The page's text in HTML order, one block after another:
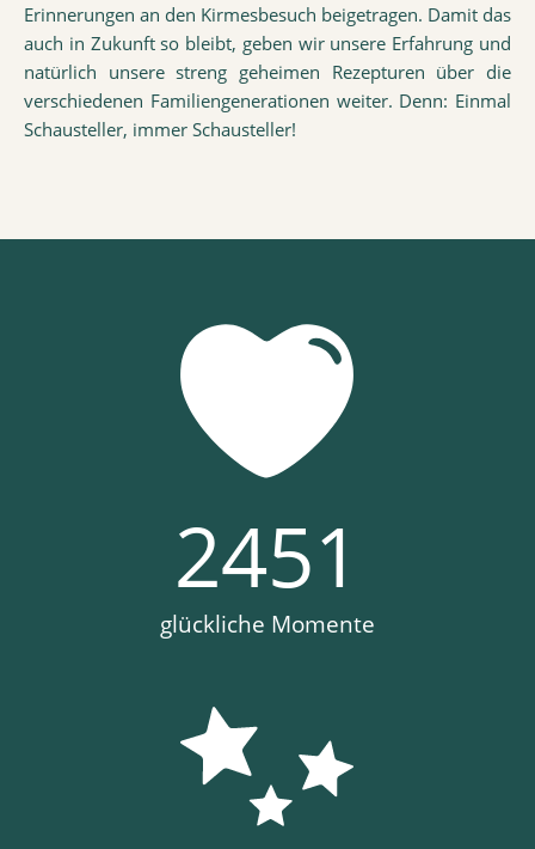
Erinnerungen an den Kirmesbesuch beigetragen. Damit das
auch in Zukunft so bleibt, geben wir unsere Erfahrung und
natürlich unsere streng geheimen Rezepturen über die
verschiedenen Familiengenerationen weiter. Denn: Einmal
Schausteller, immer Schausteller!
2451
glückliche Momente